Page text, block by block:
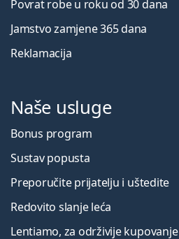
Povrat robe u roku od 30 dana
Jamstvo zamjene 365 dana
Reklamacija
Naše usluge
Bonus program
Sustav popusta
Preporučite prijatelju i uštedite
Redovito slanje leća
Lentiamo, za održivije kupovanje